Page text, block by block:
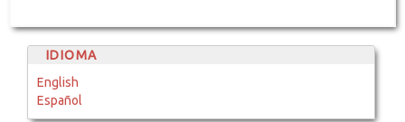
IDIOMA
English
Español